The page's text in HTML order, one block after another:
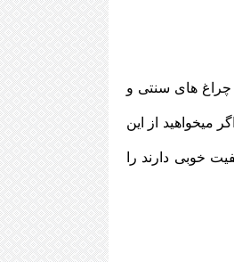
چراغ های سنتی و
از این
خوبی دارند را